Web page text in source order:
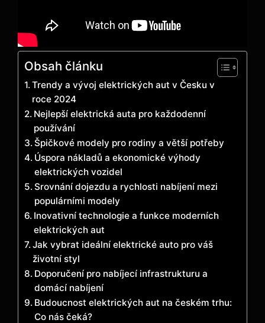
Obsah článku
Trendy a vývoj elektrických aut v Česku v
roce 2024
Nejlepší elektrická auta pro každodenní
používání
Špičkové modely pro rodiny a větší potřeby
Úspora nákladů a ekonomické výhody
elektrických vozidel
Srovnání dojezdu a rychlosti nabíjení mezi
populárními modely
Inovativní technologie a funkce moderních
elektrických aut
Jak vybrat ideální elektrické auto pro váš
životní styl
Doporučení pro nabíjecí infrastrukturu a
domácí nabíjení
Budoucnost elektrických aut na českém trhu:
Co nás čeká?